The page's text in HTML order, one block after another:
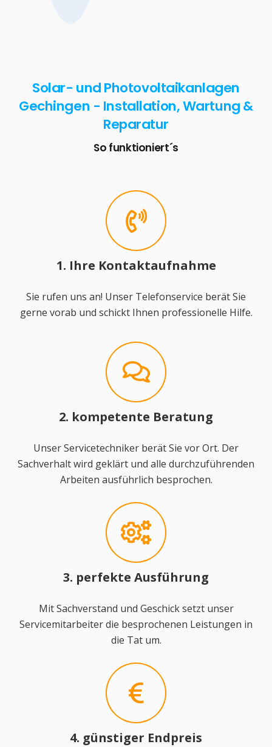
Solar- und Photovoltaikanlagen
Gechingen - Installation, Wartung &
Reparatur
So funktioniert´s
1. Ihre Kontaktaufnahme
Sie rufen uns an! Unser Telefonservice berät Sie
gerne vorab und schickt Ihnen professionelle Hilfe.
2. kompetente Beratung
Unser Servicetechniker berät Sie vor Ort. Der
Sachverhalt wird geklärt und alle durchzuführenden
Arbeiten ausführlich besprochen.
3. perfekte Ausführung
Mit Sachverstand und Geschick setzt unser
Servicemitarbeiter die besprochenen Leistungen in
die Tat um.
4. günstiger Endpreis